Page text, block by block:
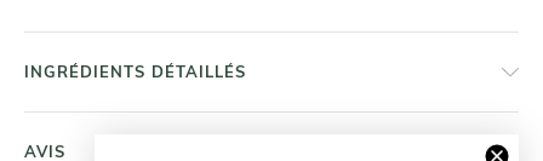
INGRÉDIENTS DÉTAILLÉS
AVIS